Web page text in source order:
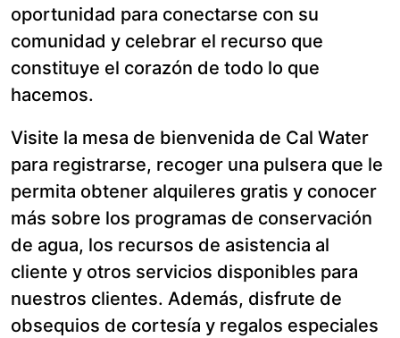
oportunidad para conectarse con su
comunidad y celebrar el recurso que
constituye el corazón de todo lo que
hacemos.
Visite la mesa de bienvenida de Cal Water
para registrarse, recoger una pulsera que le
permita obtener alquileres gratis y conocer
más sobre los programas de conservación
de agua, los recursos de asistencia al
cliente y otros servicios disponibles para
nuestros clientes. Además, disfrute de
obsequios de cortesía y regalos especiales